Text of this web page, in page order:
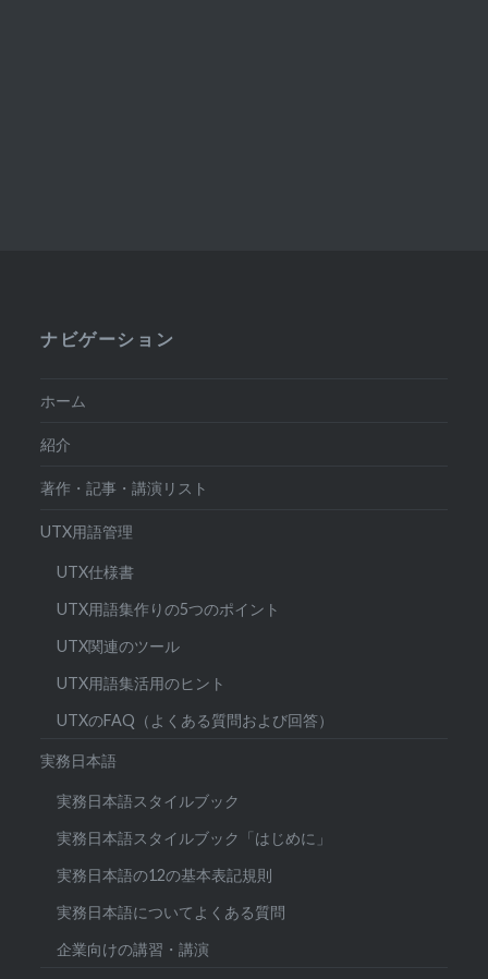
ナビゲーション
ホーム
紹介
著作・記事・講演リスト
UTX用語管理
UTX仕様書
UTX用語集作りの5つのポイント
UTX関連のツール
UTX用語集活用のヒント
UTXのFAQ（よくある質問および回答）
実務日本語
実務日本語スタイルブック
実務日本語スタイルブック「はじめに」
実務日本語の12の基本表記規則
実務日本語についてよくある質問
企業向けの講習・講演